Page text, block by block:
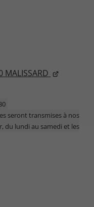
MALISSARD
seront transmises à nos
du lundi au samedi et les